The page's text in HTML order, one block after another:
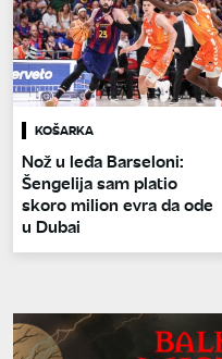
KOŠARKA
Nož u leđa Barseloni:
Šengelija sam platio
skoro milion evra da ode
u Dubai